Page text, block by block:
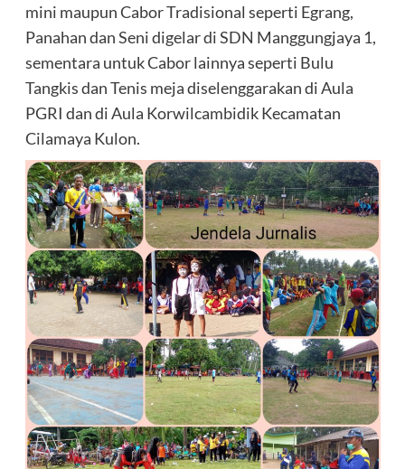
mini maupun Cabor Tradisional seperti Egrang,
Panahan dan Seni digelar di SDN Manggungjaya 1,
sementara untuk Cabor lainnya seperti Bulu
Tangkis dan Tenis meja diselenggarakan di Aula
PGRI dan di Aula Korwilcambidik Kecamatan
Cilamaya Kulon.